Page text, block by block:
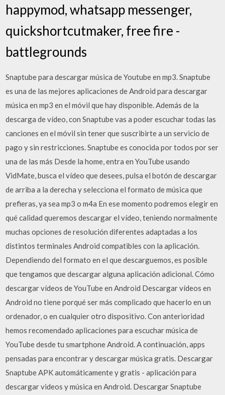
happymod, whatsapp messenger,
quickshortcutmaker, free fire -
battlegrounds
Snaptube para descargar música de Youtube en mp3. Snaptube
es una de las mejores aplicaciones de Android para descargar
música en mp3 en el móvil que hay disponible. Además de la
descarga de vídeo, con Snaptube vas a poder escuchar todas las
canciones en el móvil sin tener que suscribirte a un servicio de
pago y sin restricciones. Snaptube es conocida por todos por ser
una de las más Desde la home, entra en YouTube usando
VidMate, busca el vídeo que desees, pulsa el botón de descargar
de arriba a la derecha y selecciona el formato de música que
prefieras, ya sea mp3 o m4a En ese momento podremos elegir en
qué calidad queremos descargar el vídeo, teniendo normalmente
muchas opciones de resolución diferentes adaptadas a los
distintos terminales Android compatibles con la aplicación.
Dependiendo del formato en el que descarguemos, es posible
que tengamos que descargar alguna aplicación adicional. Cómo
descargar vídeos de YouTube en Android Descargar vídeos en
Android no tiene porqué ser más complicado que hacerlo en un
ordenador, o en cualquier otro dispositivo. Con anterioridad
hemos recomendado aplicaciones para escuchar música de
YouTube desde tu smartphone Android. A continuación, apps
pensadas para encontrar y descargar música gratis. Descargar
Snaptube APK automáticamente y gratis - aplicación para
descargar videos y música en Android. Descargar Snaptube